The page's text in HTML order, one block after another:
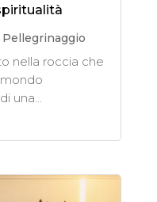
Pellegrinaggio
nella roccia che
una...